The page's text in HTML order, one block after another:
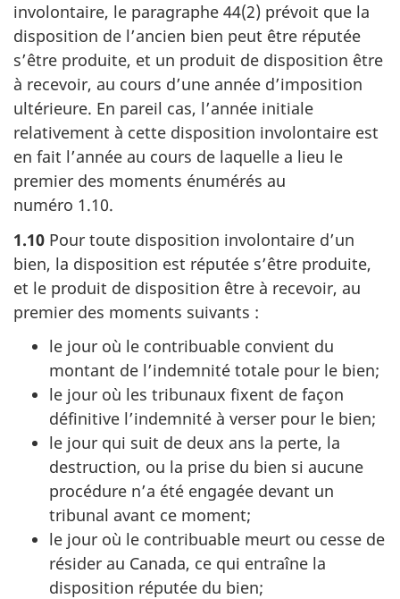
involontaire, le paragraphe 44(2) prévoit que la
disposition de l’ancien bien peut être réputée
s’être produite, et un produit de disposition être
à recevoir, au cours d’une année d’imposition
ultérieure. En pareil cas, l’année initiale
relativement à cette disposition involontaire est
en fait l’année au cours de laquelle a lieu le
premier des moments énumérés au
numéro 1.10.
1.10 Pour toute disposition involontaire d’un
bien, la disposition est réputée s’être produite,
et le produit de disposition être à recevoir, au
premier des moments suivants :
le jour où le contribuable convient du
montant de l’indemnité totale pour le bien;
le jour où les tribunaux fixent de façon
définitive l’indemnité à verser pour le bien;
le jour qui suit de deux ans la perte, la
destruction, ou la prise du bien si aucune
procédure n’a été engagée devant un
tribunal avant ce moment;
le jour où le contribuable meurt ou cesse de
résider au Canada, ce qui entraîne la
disposition réputée du bien;